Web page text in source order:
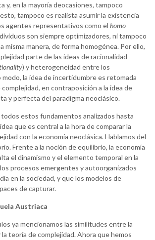
y, en la mayoría deocasiones, tampoco
tampoco es realista asumir la existencia
agentes representativos como el homo
son siempre optimizadores, ni tampoco
misma manera, de forma homogénea. Por ello,
parte de las ideas de racionalidad
) y heterogeneidad entre los
la idea de incertidumbre es retomada
en contraposición a la idea de
y perfecta del paradigma neoclásico.
estos fundamentos analizados hasta
que es central a la hora de comparar la
con la economía neoclásica. Hablamos del
Frente a la noción de equilibrio, la economía
el dinamismo y el elemento temporal en la
procesos emergentes y autoorganizados
en la sociedad, y que los modelos de
de capturar.
Austriaca
ya mencionamos las similitudes entre la
teoría de complejidad. Ahora que hemos